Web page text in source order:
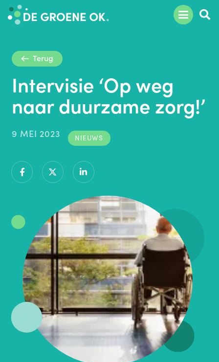
Terug
Intervisie ‘Op weg
naar duurzame zorg!’
9 MEI 2023 NIEUWS